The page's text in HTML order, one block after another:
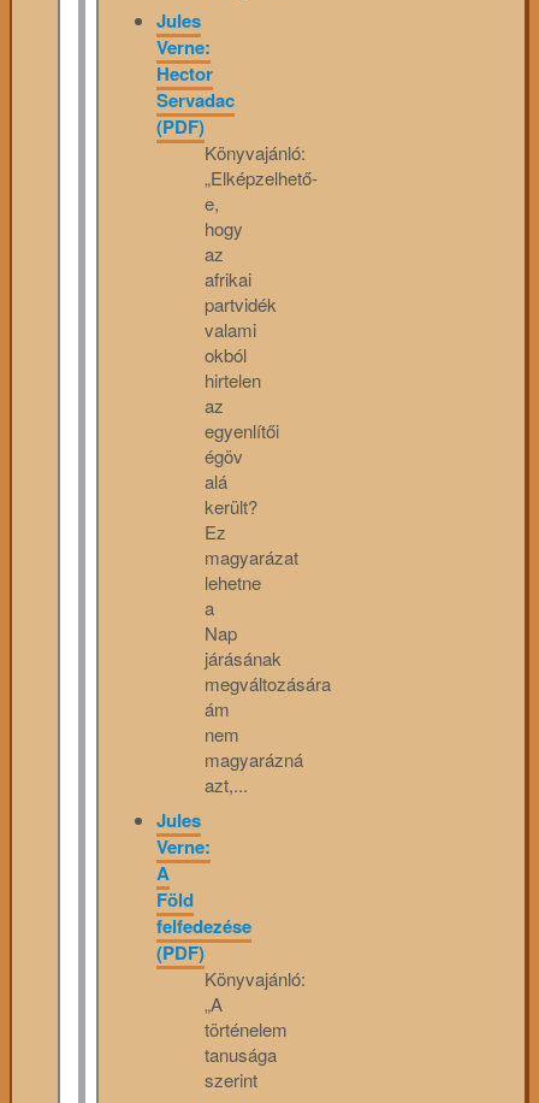
Jules
Verne:
Hector
Servadac
(PDF)
Könyvajánló:
„Elképzelhető-
e,
hogy
az
afrikai
partvidék
valami
okból
hirtelen
az
egyenlítői
égöv
alá
került?
Ez
magyarázat
lehetne
a
Nap
járásának
megváltozására
ám
nem
magyarázná
azt,...
Jules
Verne:
A
Föld
felfedezése
(PDF)
Könyvajánló:
„A
történelem
tanusága
szerint